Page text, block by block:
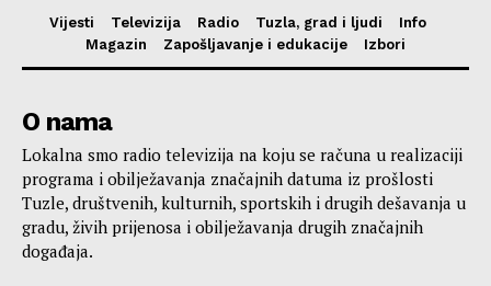
Vijesti Televizija Radio Tuzla, grad i ljudi
Info
Magazin
Zapošljavanje i edukacije Izbori
O nama
Lokalna smo radio televizija na koju se računa u realizaciji
programa i obilježavanja značajnih datuma iz prošlosti
Tuzle, društvenih, kulturnih, sportskih i drugih dešavanja u
gradu, živih prijenosa i obilježavanja drugih značajnih
događaja.